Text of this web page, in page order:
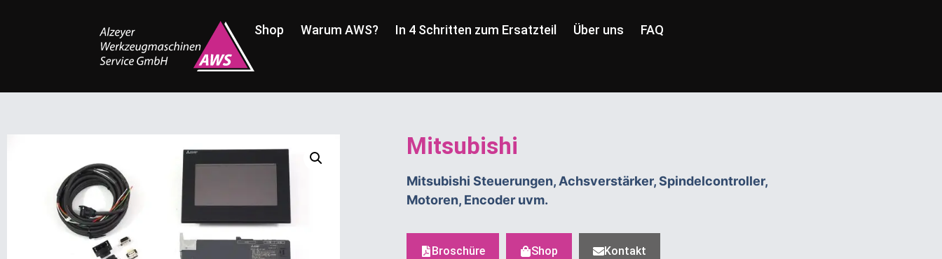
Shop Warum AWS? In 4 Schritten zum Ersatzteil Über uns FAQ
Mitsubishi
Mitsubishi Steuerungen, Achsverstärker, Spindelcontroller,
Motoren, Encoder uvm.
Broschüre Shop Kontakt